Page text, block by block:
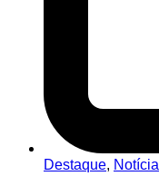
Destaque, Notícia